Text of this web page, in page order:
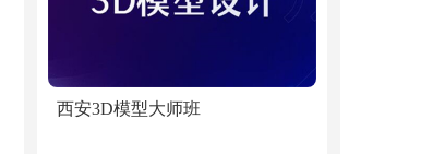
西安3D模型大师班